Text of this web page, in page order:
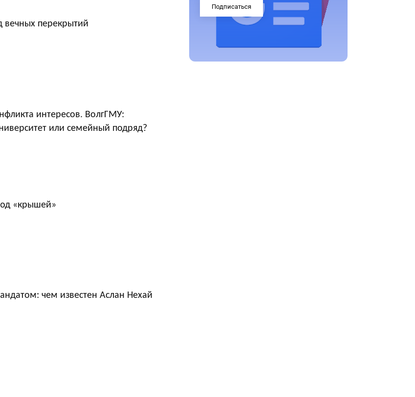
вечных перекрытий
интересов. ВолгГМУ:
или семейный подряд?
«крышей»
чем известен Аслан Нехай
Подписаться